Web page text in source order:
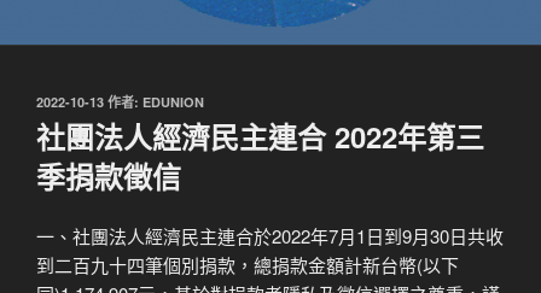
發
佈
於
2022-10-13 作者: EDUNION
社團法人經濟民主連合 2022年第三
季捐款徵信
一、社團法人經濟民主連合於2022年7月1日到9月30日共收
到二百九十四筆個別捐款，總捐款金額計新台幣(以下